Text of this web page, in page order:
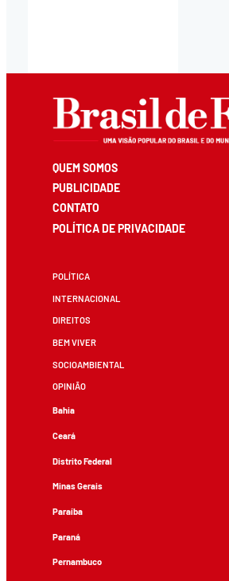
QUEM SOMOS
PUBLICIDADE
CONTATO
POLÍTICA DE PRIVACIDADE
POLÍTICA
INTERNACIONAL
DIREITOS
BEM VIVER
SOCIOAMBIENTAL
OPINIÃO
Bahia
Ceará
Distrito Federal
Minas Gerais
Paraíba
Paraná
Pernambuco